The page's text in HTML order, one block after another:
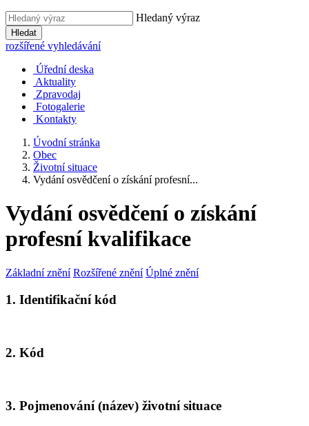
Hledaný výraz
Hledat
rozšířené vyhledávání
Úřední deska
Aktuality
Zpravodaj
Fotogalerie
Kontakty
Úvodní stránka
Obec
Životní situace
Vydání osvědčení o získání profesní...
Vydání osvědčení o získání
profesní kvalifikace
Základní znění Rozšířené znění Úplné znění
1. Identifikační kód
2. Kód
3. Pojmenování (název) životní situace